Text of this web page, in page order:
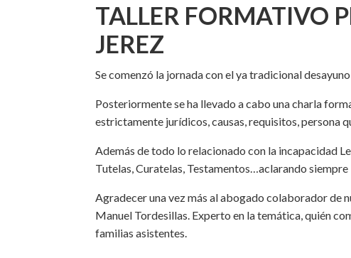
TALLER FORMATIVO
JEREZ
Se comenzó la jornada con el ya tradicional
Posteriormente se ha llevado a cabo una charla
estrictamente jurídicos, causas, requisitos, persona
Además de todo lo relacionado con la incapacidad
Tutelas, Curatelas, Testamentos…aclarando
Agradecer una vez más al abogado colaborador de
Manuel Tordesillas. Experto en la temática, quién
familias asistentes.